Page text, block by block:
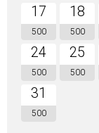
17
500
18
500
24
500
25
500
31
500